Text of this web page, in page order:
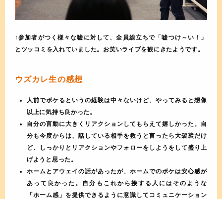
↑参加者がつく様々な嘘に対して、全員総立ちで「嘘つけ～い！」
とツッコミを入れていました。お笑いライブを観にきたようです。
ウズカレ生の感想
人前でボケるというの経験は中々ないけど、やってみると想像
以上に気持ち良かった。
自分の言動に大きくリアクションしてもらえて嬉しかった。自
分も今度からは、話している相手を救うと言ったら大袈裟だけ
ど、しっかりとリアクションやフォローをしようをして盛り上
げようと思った。
ホームとアウェイの話があったが、ホームでのボケは安心感が
あって良かった。自分もこれから接する人にはそのような
「ホーム感」を提供できるように意識してコミュニケーション